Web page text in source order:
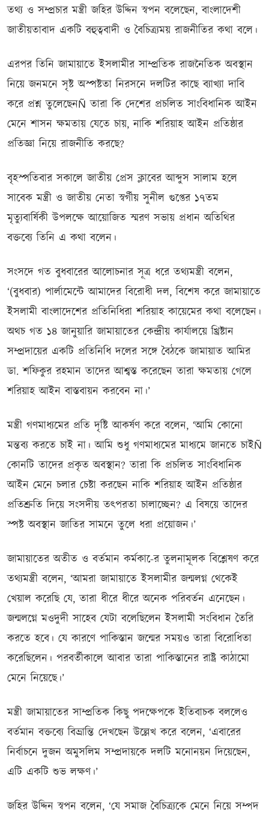
তথ্য ও সম্প্রচার মন্ত্রী জহির উদ্দিন স্বপন বলেছেন, বাংলাদেশী
জাতীয়তাবাদ একটি বহুত্ববাদী ও বৈচিত্র্যময় রাজনীতির কথা বলে।
এরপর তিনি জামায়াতে ইসলামীর সাম্প্রতিক রাজনৈতিক অবস্থান
নিয়ে জনমনে সৃষ্ট অস্পষ্টতা নিরসনে দলটির কাছে ব্যাখ্যা দাবি
করে প্রশ্ন তুলেছেনÑ তারা কি দেশের প্রচলিত সাংবিধানিক আইন
মেনে শাসন ক্ষমতায় যেতে চায়, নাকি শরিয়াহ আইন প্রতিষ্ঠার
প্রতিজ্ঞা নিয়ে রাজনীতি করছে?
বৃহস্পতিবার সকালে জাতীয় প্রেস ক্লাবের আব্দুস সালাম হলে
সাবেক মন্ত্রী ও জাতীয় নেতা স্বর্গীয় সুনীল গুপ্তের ১৭তম
মৃত্যুবার্ষিকী উপলক্ষে আয়োজিত স্মরণ সভায় প্রধান অতিথির
বক্তব্যে তিনি এ কথা বলেন।
সংসদে গত বুধবারের আলোচনার সূত্র ধরে তথ্যমন্ত্রী বলেন,
‘(বুধবার) পার্লামেন্টে আমাদের বিরোধী দল, বিশেষ করে জামায়াতে
ইসলামী বাংলাদেশের প্রতিনিধিরা শরিয়াহ কায়েমের কথা বলেছেন।
অথচ গত ১৪ জানুয়ারি জামায়াতের কেন্দ্রীয় কার্যালয়ে খ্রিষ্টান
সম্প্রদায়ের একটি প্রতিনিধি দলের সঙ্গে বৈঠকে জামায়াত আমির
ডা. শফিকুর রহমান তাদের আশ্বস্ত করেছেন তারা ক্ষমতায় গেলে
শরিয়াহ আইন বাস্তবায়ন করবেন না।’
মন্ত্রী গণমাধ্যমের প্রতি দৃষ্টি আকর্ষণ করে বলেন, ‘আমি কোনো
মন্তব্য করতে চাই না। আমি শুধু গণমাধ্যমের মাধ্যমে জানতে চাইÑ
কোনটি তাদের প্রকৃত অবস্থান? তারা কি প্রচলিত সাংবিধানিক
আইন মেনে চলার চেষ্টা করছেন নাকি শরিয়াহ আইন প্রতিষ্ঠার
প্রতিশ্রুতি দিয়ে সংসদীয় তৎপরতা চালাচ্ছেন? এ বিষয়ে তাদের
স্পষ্ট অবস্থান জাতির সামনে তুলে ধরা প্রয়োজন।’
জামায়াতের অতীত ও বর্তমান কর্মকা-ের তুলনামূলক বিশ্লেষণ করে
তথ্যমন্ত্রী বলেন, ‘আমরা জামায়াতে ইসলামীর জন্মলগ্ন থেকেই
খেয়াল করেছি যে, তারা ধীরে ধীরে অনেক পরিবর্তন এনেছেন।
জন্মলগ্নে মওদুদী সাহেব যেটা বলেছিলেন ইসলামী সংবিধান তৈরি
করতে হবে। যে কারণে পাকিস্তান জন্মের সময়ও তারা বিরোধিতা
করেছিলেন। পরবর্তীকালে আবার তারা পাকিস্তানের রাষ্ট্র কাঠামো
মেনে নিয়েছে।’
মন্ত্রী জামায়াতের সাম্প্রতিক কিছু পদক্ষেপকে ইতিবাচক বললেও
বর্তমান বক্তব্যে বিভ্রান্তি দেখছেন উল্লেখ করে বলেন, ‘এবারের
নির্বাচনে দুজন অমুসলিম সম্প্রদায়কে দলটি মনোনয়ন দিয়েছেন,
এটি একটি শুভ লক্ষণ।’
জহির উদ্দিন স্বপন বলেন, ‘যে সমাজ বৈচিত্র্যকে মেনে নিয়ে সম্পদ